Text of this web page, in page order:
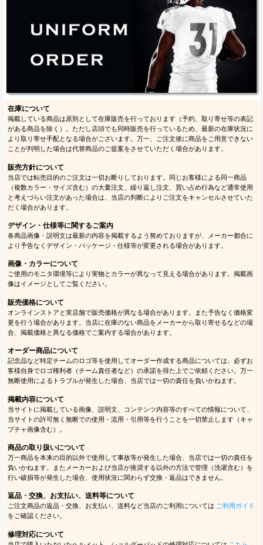
在庫について
掲載している商品は原則として在庫販売を行っております（予約、取り寄せ等の表記
がある商品を除く）。ただし店頭でも同時販売を行っているため、最新の在庫状況に
より取り寄せ手配となる場合がございます。万一、ご注文後に商品をご用意できない
ことが判明した場合は代替商品のご提案をさせていただく場合があります。
販売方針について
当店では転売目的のご注文は一切お断りしております。同じお客様による同一商品
（複数カラー・サイズ含む）の大量注文、繰り返し注文、買い占め行為など通常使用
と考えづらい注文があった場合は、当店の判断によりご注文をキャンセルさせていた
だく場合があります。
デザイン・仕様等に関するご案内
各商品画像・説明文は最新の内容を掲載するよう努めておりますが、メーカー都合に
より予告なくデザイン・パッケージ・仕様等が変更される場合があります。
画像・カラーについて
ご使用のモニタ環境等により実物とカラーが異なって見える場合があります。掲載画
像はイメージとしてご覧ください。
販売価格について
オンラインストアと実店舗で販売価格が異なる場合があります。また予告なく価格変
更を行う場合があります。当店に在庫のない商品をメーカーから取り寄せるなどの場
合、掲載価格と異なる価格でご案内する場合があります。
オーダー商品について
記念品など特定チームのロゴ等を使用してオーダー作成する商品については、必ずお
客様自身でロゴ権利者（チーム責任者など）の承諾を得た上でご依頼ください。万一
無断使用によるトラブルが発生した場合、当店では一切の責任を負いかねます。
掲載内容について
当サイトに掲載している画像、説明文、コンテンツ内容等のすべての情報について、
当サイトの許可無く無断での使用・流用・引用等を行うことを一切禁止します（キャ
プチャ画像含む）。
商品の取り扱いについて
万一商品を本来の目的以外で使用して事故等が発生した場合、当店では一切の責任を
負いかねます。またメーカーおよび当店が推奨する以外の方法で管理（洗濯含む）を
行い破損等が発生した場合、使用状況に関わらず交換・返品はできません。
返品・交換、お支払い、送料等について
ご注文商品の返品・交換、お支払い、送料など当店のご利用については ご利用ガイド
をご確認ください。
修理対応について